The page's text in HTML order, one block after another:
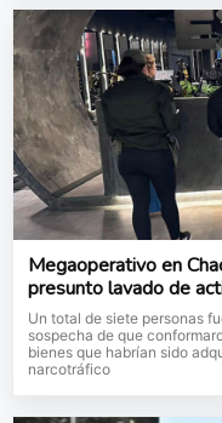
Megaoperativo en
presunto lavado de
Un total de siete personas
sospecha de que
bienes que habrían sido
narcotráfico